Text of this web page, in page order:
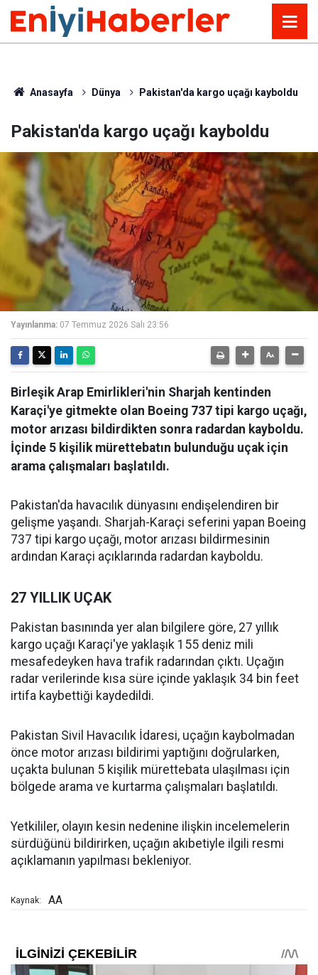
Anasayfa Dünya Pakistan'da kargo uçağı kayboldu
Pakistan'da kargo uçağı kayboldu
Yayınlanma: 07 Temmuz 2026 Salı 23:56
Birleşik Arap Emirlikleri'nin Sharjah kentinden
Karaçi'ye gitmekte olan Boeing 737 tipi kargo uçağı,
motor arızası bildirdikten sonra radardan kayboldu.
İçinde 5 kişilik mürettebatın bulunduğu uçak için
arama çalışmaları başlatıldı.
Pakistan'da havacılık dünyasını endişelendiren bir
gelişme yaşandı. Sharjah-Karaçi seferini yapan Boeing
737 tipi kargo uçağı, motor arızası bildirmesinin
ardından Karaçi açıklarında radardan kayboldu.
27 YILLIK UÇAK
Pakistan basınında yer alan bilgilere göre, 27 yıllık
kargo uçağı Karaçi'ye yaklaşık 155 deniz mili
mesafedeyken hava trafik radarından çıktı. Uçağın
radar verilerinde kısa süre içinde yaklaşık 34 bin feet
irtifa kaybettiği kaydedildi.
Pakistan Sivil Havacılık İdaresi, uçağın kaybolmadan
önce motor arızası bildirimi yaptığını doğrularken,
uçakta bulunan 5 kişilik mürettebata ulaşılması için
bölgede arama ve kurtarma çalışmaları başlatıldı.
Yetkililer, olayın kesin nedenine ilişkin incelemelerin
sürdüğünü bildirirken, uçağın akıbetiyle ilgili resmi
açıklamanın yapılması bekleniyor.
Kaynak: AA